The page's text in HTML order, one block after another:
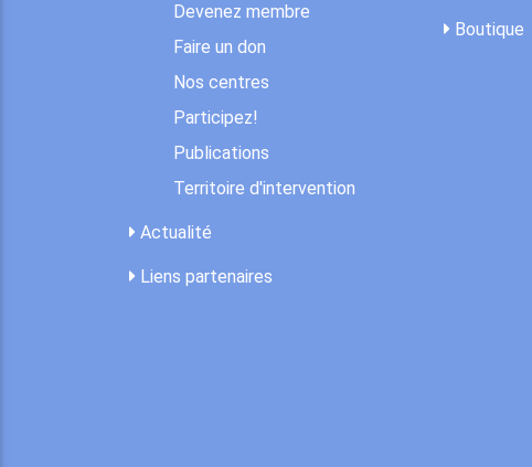
Devenez membre
Faire un don
Nos centres
Participez!
Publications
Territoire d'intervention
Actualité
Liens partenaires
Boutique